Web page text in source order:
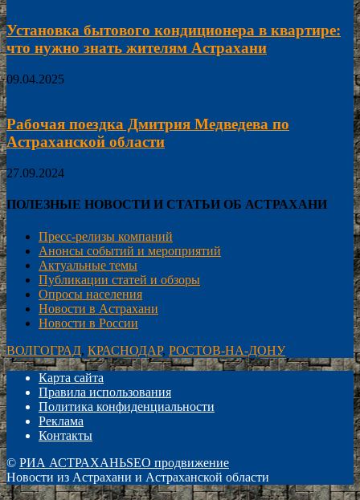
Установка бытового кондиционера в квартире:
что нужно знать жителям Астрахани
09.04.2025
Рабочая поездка Дмитрия Медведева по
Астраханской области
27.09.2024
ПОЛЕЗНЫЕ НОВОСТИ И СТАТЬИ ОБ АСТРАХАНИ
Пресс-релизы компаний
Анонсы событий и мероприятий
Актуальные темы
Публикации статей и обзоры
Опросы населения
Новости в Астрахани
Новости в России
ВОЛГОГРАД, КРАСНОДАР, РОСТОВ-НА-ДОНУ
Карта сайта
Правила использования
Политика конфиденциальности
Реклама
Контакты
© РИА АСТРАХАНЬSEO продвижение
Новости из Астрахани и Астраханской области